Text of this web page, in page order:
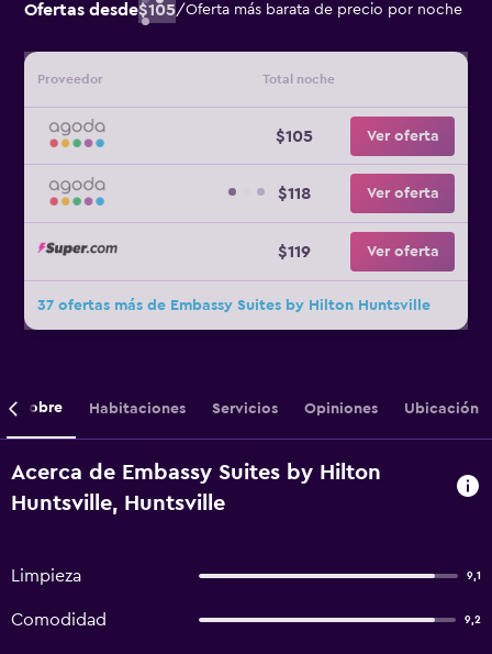
Ofertas desde$105/Oferta más barata de precio por noche
Proveedor Total noche
$105 Ver oferta
$118 Ver oferta
$119 Ver oferta
37 ofertas más de Embassy Suites by Hilton Huntsville
Sobre Habitaciones Servicios Opiniones Ubicación
Acerca de Embassy Suites by Hilton
Huntsville, Huntsville
Limpieza 9,1
Comodidad 9,2